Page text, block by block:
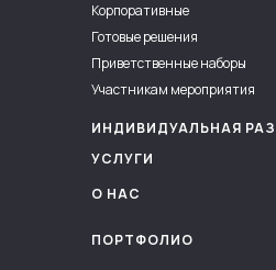
УСЛУГИ
ПОРТФОЛИО
О НАС
ИНДИВИДУАЛЬНАЯ
Корпоративные
Готовые решения
Приветственные наборы
Участникам мероприятия